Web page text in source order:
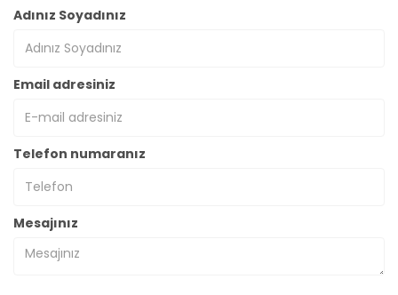
Adınız Soyadınız
Email adresiniz
Telefon numaranız
Mesajınız